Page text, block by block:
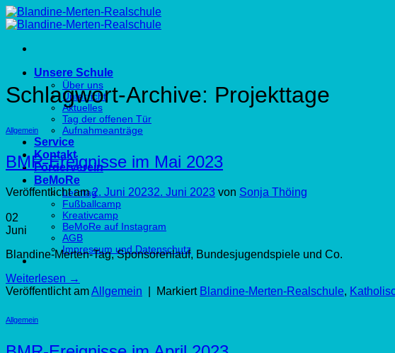
Zum
Inhalt
Unsere Schule
Über uns
Unterricht
Aktuelles
Tag der offenen Tür
Aufnahmeanträge
Service
Kontakt
Förderverein
BeMoRe
Lerntag
Fußballcamp
Kreativcamp
BeMoRe auf Instagram
AGB
Impressum und Datenschutz
Schlagwort-Archive: Projekttage
Allgemein
BMR-Ereignisse im Mai 2023
Veröffentlicht am2. Juni 20232. Juni 2023 von Sonja Thöing
02
Juni
Blandine-Merten-Tag, Sponsorenlauf, Bundesjugendspiele und Co.
Weiterlesen →
Veröffentlicht amAllgemein Markiert Blandine-Merten-Realschule,
Allgemein